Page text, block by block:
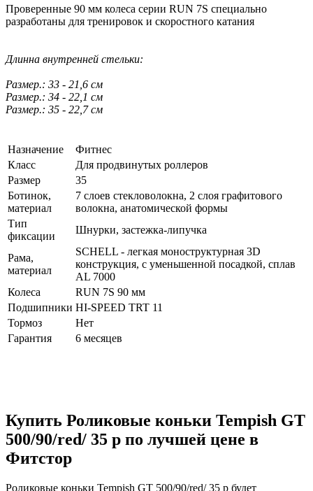
Проверенные 90 мм колеса серии RUN 7S специально
разработаны для тренировок и скоростного катания
Длинна внутренней стельки:
Размер.: 33 - 21,6 см
Размер.: 34 - 22,1 см
Размер.: 35 - 22,7 см
Назначение
Фитнес
Класс
Для продвинутых роллеров
Размер
35
Ботинок,
материал
7 слоев стекловолокна, 2 слоя графитового
волокна, анатомической формы
Тип
фиксации
Шнурки, застежка-липучка
Рама,
материал
SCHELL - легкая моноструктурная 3D
конструкция, с уменьшенной посадкой, сплав
AL 7000
Колеса
RUN 7S 90 мм
Подшипники HI-SPEED TRT 11
Тормоз
Нет
Гарантия
6 месяцев
Купить Роликовые коньки Tempish GT
500/90/red/ 35 р по лучшей цене в
Фитстор
Роликовые коньки Tempish GT 500/90/red/ 35 р будет